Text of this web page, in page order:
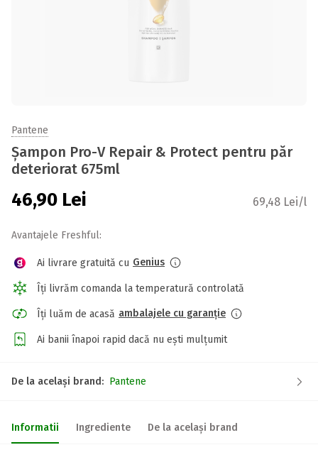
Pantene
Șampon Pro-V Repair & Protect pentru păr
deteriorat 675ml
46,90 Lei 69,48 Lei/l
Avantajele Freshful:
Ai livrare gratuită cu Genius
Îți livrăm comanda la temperatură controlată
Îți luăm de acasă ambalajele cu garanție
Ai banii înapoi rapid dacă nu ești mulțumit
De la același brand: Pantene
Informatii Ingrediente De la același brand